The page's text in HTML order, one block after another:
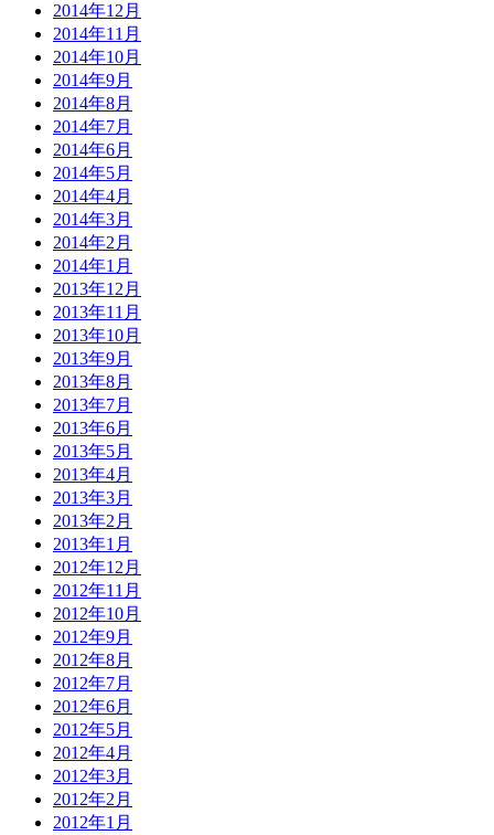
2014年12月
2014年11月
2014年10月
2014年9月
2014年8月
2014年7月
2014年6月
2014年5月
2014年4月
2014年3月
2014年2月
2014年1月
2013年12月
2013年11月
2013年10月
2013年9月
2013年8月
2013年7月
2013年6月
2013年5月
2013年4月
2013年3月
2013年2月
2013年1月
2012年12月
2012年11月
2012年10月
2012年9月
2012年8月
2012年7月
2012年6月
2012年5月
2012年4月
2012年3月
2012年2月
2012年1月